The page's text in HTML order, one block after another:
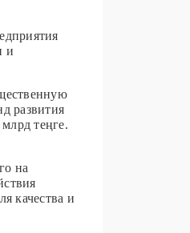
и
развития
теңге.
на
качества и